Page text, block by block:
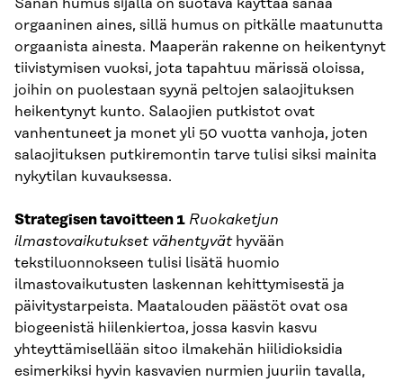
Sanan humus sijalla on suotava käyttää sanaa
orgaaninen aines, sillä humus on pitkälle maatunutta
orgaanista ainesta. Maaperän rakenne on heikentynyt
tiivistymisen vuoksi, jota tapahtuu märissä oloissa,
joihin on puolestaan syynä peltojen salaojituksen
heikentynyt kunto. Salaojien putkistot ovat
vanhentuneet ja monet yli 50 vuotta vanhoja, joten
salaojituksen putkiremontin tarve tulisi siksi mainita
nykytilan kuvauksessa.
Strategisen tavoitteen 1 Ruokaketjun
ilmastovaikutukset vähentyvät hyvään
tekstiluonnokseen tulisi lisätä huomio
ilmastovaikutusten laskennan kehittymisestä ja
päivitystarpeista. Maatalouden päästöt ovat osa
biogeenistä hiilenkiertoa, jossa kasvin kasvu
yhteyttämisellään sitoo ilmakehän hiilidioksidia
esimerkiksi hyvin kasvavien nurmien juuriin tavalla,